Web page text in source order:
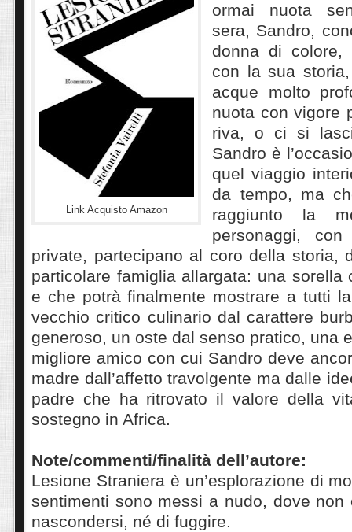
Link Acquisto Amazon
ormai nuota
sera, Sandro,
donna di colore,
con la sua
acque molto
nuota con vigore
riva, o ci si
Sandro è
quel viaggio
da tempo, ma
raggiunto la
personaggi,
private, partecipano al coro della storia,
particolare famiglia allargata: una sorella
e che potrà finalmente mostrare a tutti
vecchio critico culinario dal carattere
generoso, un oste dal senso pratico, una
migliore amico con cui Sandro deve
madre dall’affetto travolgente ma dalle
padre che ha ritrovato il valore della
sostegno in Africa.
Note/commenti/finalità dell’autore:
Lesione Straniera è un’esplorazione di
sentimenti sono messi a nudo, dove non
nascondersi, né di fuggire.